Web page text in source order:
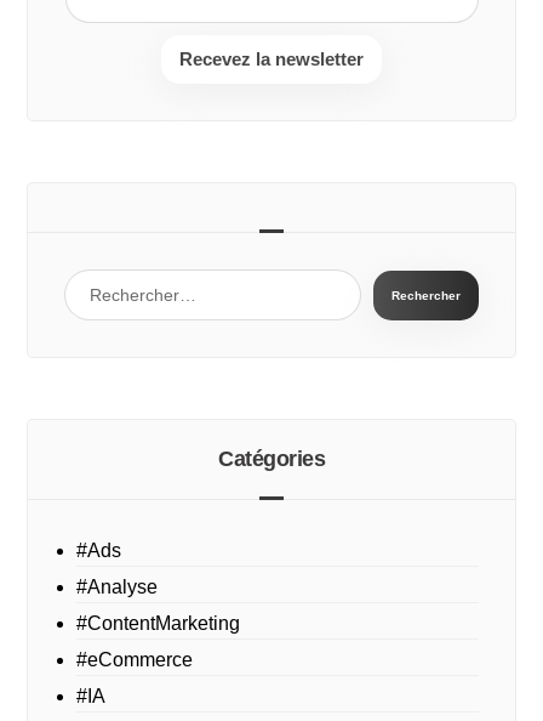
Recevez la newsletter
Catégories
#Ads
#Analyse
#ContentMarketing
#eCommerce
#IA